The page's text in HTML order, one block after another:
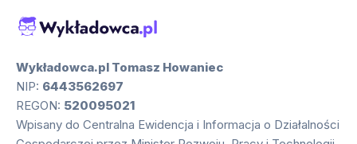
Wykładowca.pl Tomasz Howaniec
NIP: 6443562697
REGON: 520095021
Wpisany do Centralna Ewidencja i Informacja o Działalności